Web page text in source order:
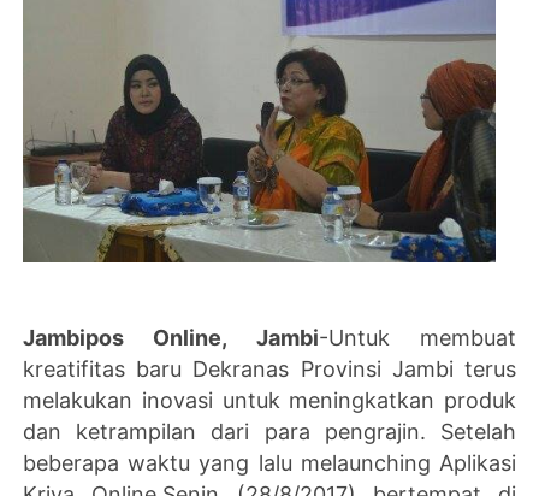
Jambipos Online, Jambi-Untuk membuat
kreatifitas baru Dekranas Provinsi Jambi terus
melakukan inovasi untuk meningkatkan produk
dan ketrampilan dari para pengrajin. Setelah
beberapa waktu yang lalu melaunching Aplikasi